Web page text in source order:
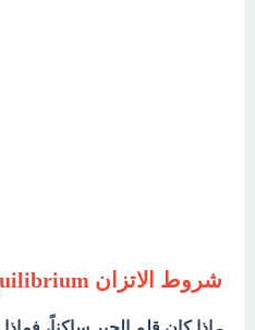
شروط الاتزان Conditions of Equilibrium